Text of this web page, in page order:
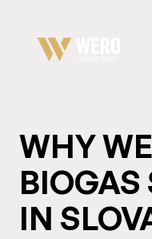
WHY
BIOGAS
IN